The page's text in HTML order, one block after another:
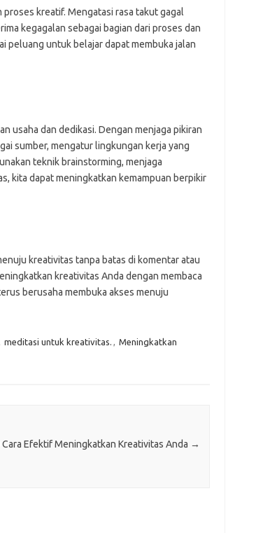
kreatif. Mengatasi rasa takut gagal
kegagalan sebagai bagian dari proses dan
peluang untuk belajar dapat membuka jalan
usaha dan dedikasi. Dengan menjaga pikiran
sumber, mengatur lingkungan kerja yang
teknik brainstorming, menjaga
kita dapat meningkatkan kemampuan berpikir
kreativitas tanpa batas di komentar atau
kreativitas Anda dengan membaca
berusaha membuka akses menuju
meditasi untuk kreativitas. , Meningkatkan
Cara Efektif Meningkatkan Kreativitas Anda →